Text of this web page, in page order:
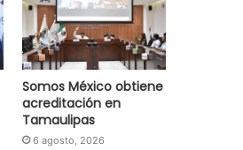
Somos México obtiene
acreditación en
Tamaulipas
6 agosto, 2026